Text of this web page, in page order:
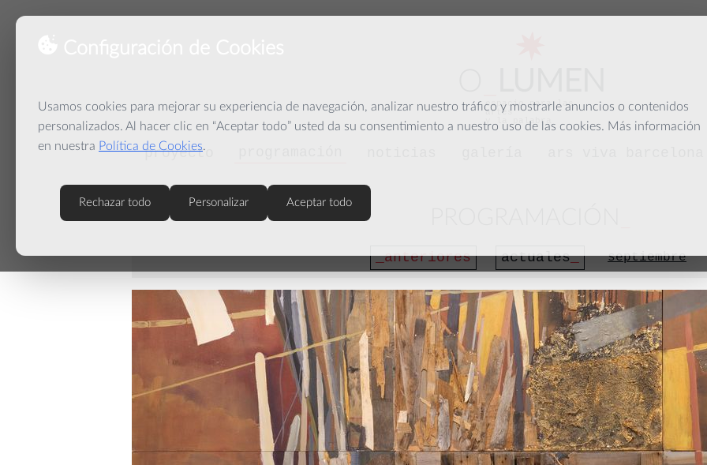
Usamos cookies para mejorar su experiencia de navegación, analizar nuestro tráfico y mostrarle anuncios o contenidos
personalizados. Al hacer clic en “Aceptar todo” usted da su consentimiento a nuestro uso de las cookies. Más información
en nuestra Política de Cookies.
Rechazar todo Personalizar Aceptar todo
espacio para las
artes
y la palabra
proyecto
anteriores actuales septiembre